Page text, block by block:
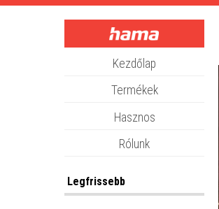
Skip
Kezdőlap
Termékek
Hasznos
Rólunk
Legfrissebb